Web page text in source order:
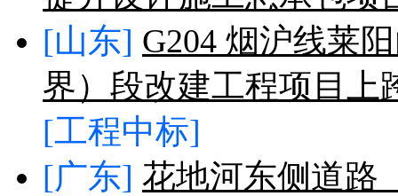
[山东] G204 烟沪线莱
界）段改建工程项目上
[工程中标]
[广东] 花地河东侧道路